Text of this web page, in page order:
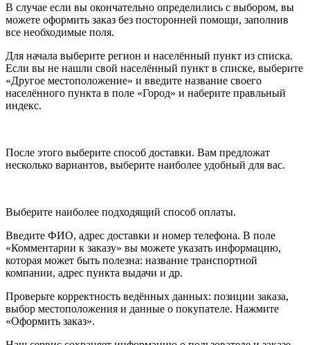
В случае если вы окончательно определились с выбором, вы
можете оформить заказ без посторонней помощи, заполнив
все необходимые поля.
Для начала выберите регион и населённый пункт из списка.
Если вы не нашли свой населённый пункт в списке, выберите
«Другое местоположение» и введите название своего
населённого пункта в поле «Город» и наберите правльный
индекс.
После этого выберите способ доставки. Вам предложат
несколько вариантов, выберите наиболее удобный для вас.
Выберите наиболее подходящий способ оплаты.
Введите ФИО, адрес доставки и номер телефона. В поле
«Комментарии к заказу» вы можете указать информацию,
которая может быть полезна: название транспортной
компании, адрес пункта выдачи и др.
Проверьте корректность ведённых данных: позиции заказа,
выбор местоположения и данные о покупателе. Нажмите
«Оформить заказ».